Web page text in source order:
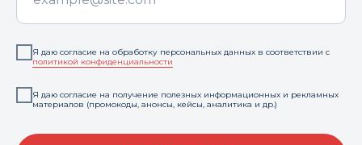
Я даю согласие на обработку персональных данных в соответствии с
политикой конфиденциальности
Я даю согласие на получение полезных информационных и рекламных
материалов (промокоды, анонсы, кейсы, аналитика и др.)